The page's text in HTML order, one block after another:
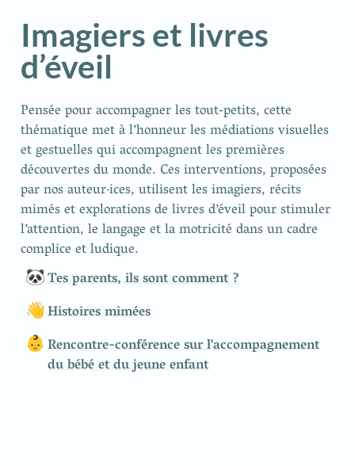
Imagiers et livres
d’éveil
Pensée pour accompagner les tout‑petits, cette
thématique met à l’honneur les médiations visuelles
et gestuelles qui accompagnent les premières
découvertes du monde. Ces interventions, proposées
par nos auteur·ices, utilisent les imagiers, récits
mimés et explorations de livres d’éveil pour stimuler
l’attention, le langage et la motricité dans un cadre
complice et ludique.
🐼Tes parents, ils sont comment ?
👋Histoires mimées
👶Rencontre-conférence sur l’accompagnement
du bébé et du jeune enfant